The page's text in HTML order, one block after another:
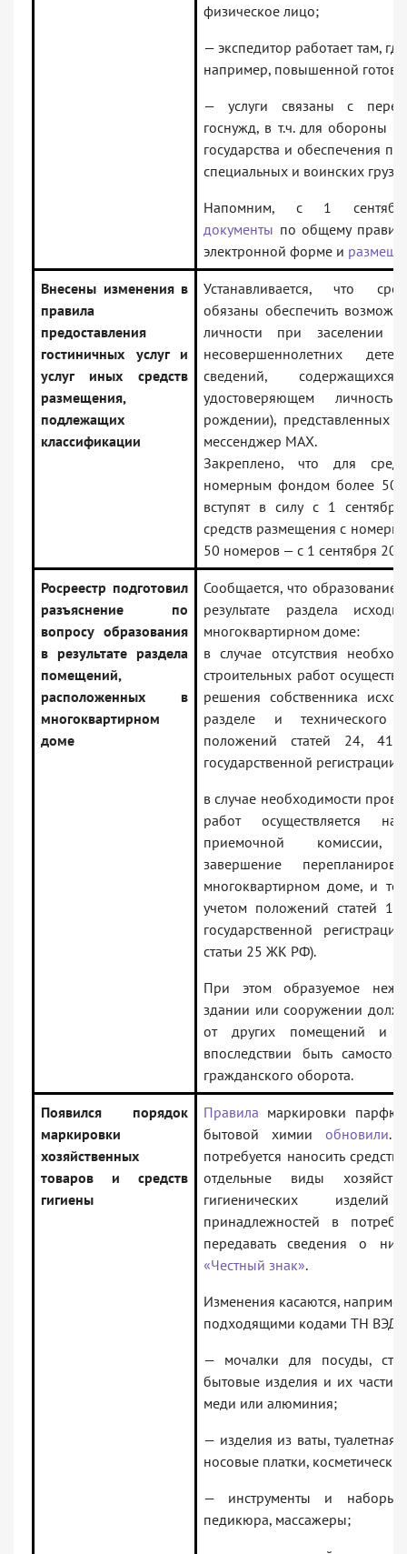
физическое лицо;
— экспедитор работает там,
например, повышенной
— услуги связаны с
госнужд, в т.ч. для обороны
государства и обеспечения
специальных и воинских
Напомним, с 1
документы по общему
электронной форме и
Внесены изменения в
правила
предоставления
гостиничных услуг и
услуг иных средств
размещения,
подлежащих
классификации
Устанавливается, что
обязаны обеспечить
личности при заселении
несовершеннолетних
сведений,
удостоверяющем личность
рождении), представленных
мессенджер MAX.
Закреплено, что для
номерным фондом более 50
вступят в силу с 1
средств размещения с
50 номеров — с 1 сентября
Росреестр подготовил
разъяснение по
вопросу образования
в результате раздела
помещений,
расположенных в
многоквартирном
доме
Сообщается, что
результате раздела
многоквартирном доме:
в случае отсутствия
строительных работ
решения собственника
разделе и
положений статей 24,
государственной регистрации
в случае необходимости
работ осуществляется
приемочной комиссии,
завершение
многоквартирном доме, и
учетом положений статей
государственной
статьи 25 ЖК РФ).
При этом образуемое
здании или сооружении
от других помещений и
впоследствии быть
гражданского оборота.
Появился порядок
маркировки
хозяйственных
товаров и средств
гигиены
Правила маркировки
бытовой химии обновили.
потребуется наносить
отдельные виды
гигиенических
принадлежностей в
передавать сведения о
«Честный знак».
Изменения касаются,
подходящими кодами ТН ВЭД
— мочалки для посуды,
бытовые изделия и их части
меди или алюминия;
— изделия из ваты, туалетная
носовые платки,
— инструменты и
педикюра, массажеры;